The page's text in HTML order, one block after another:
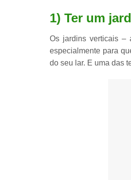
1) Ter um
Os jardins verticais –
especialmente para
do seu lar. E uma das